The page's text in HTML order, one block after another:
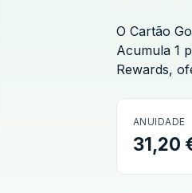
O Cartão
Acumula 1
Rewards,
ANUIDADE
31,20